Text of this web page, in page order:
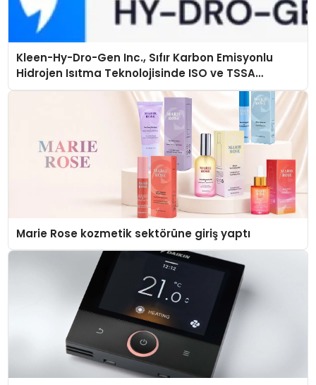
Kleen-Hy-Dro-Gen Inc., Sıfır Karbon Emisyonlu
Hidrojen Isıtma Teknolojisinde ISO ve TSSA
Düzenleyici Onaylarını Aldı
Marie Rose kozmetik sektörüne giriş yaptı